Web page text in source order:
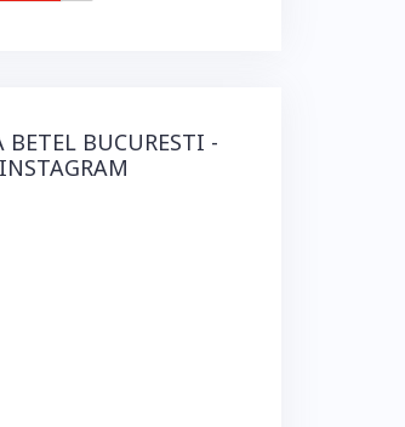
BETEL BUCURESTI -
INSTAGRAM